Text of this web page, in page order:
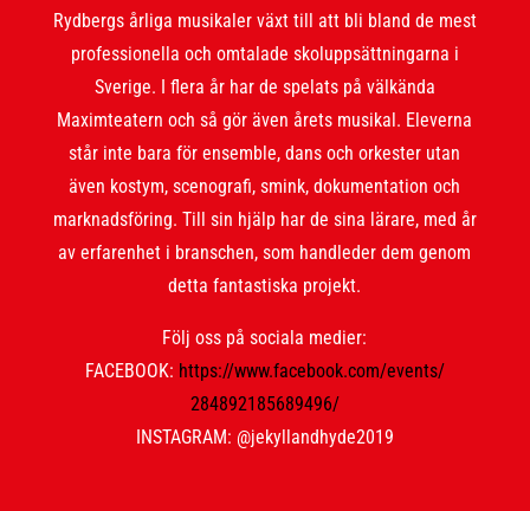
Rydbergs årliga musikaler växt till att bli bland de mest
professionella och omtalade skoluppsättningarna i
Sverige. I flera år har de spelats på välkända
Maximteatern och så gör även årets musikal. Eleverna
står inte bara för ensemble, dans och orkester utan
även kostym, scenografi, smink, dokumentation och
marknadsföring. Till sin hjälp har de sina lärare, med år
av erfarenhet i branschen, som handleder dem genom
detta fantastiska projekt.
Följ oss på sociala medier:
FACEBOOK: https://www.facebook.com/events/
284892185689496/
INSTAGRAM: @jekyllandhyde2019